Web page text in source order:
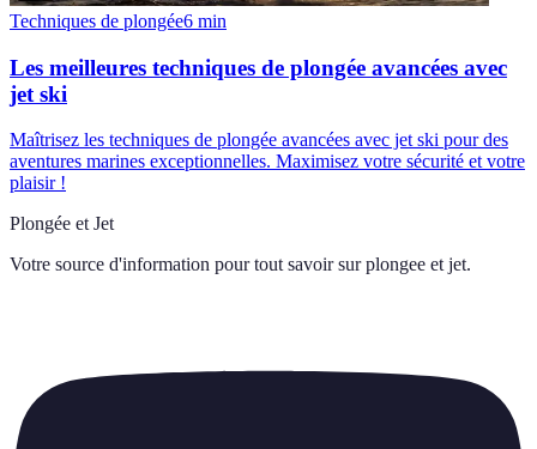
Techniques de plongée6 min
Les meilleures techniques de plongée avancées avec
jet ski
Maîtrisez les techniques de plongée avancées avec jet ski pour des
aventures marines exceptionnelles. Maximisez votre sécurité et votre
plaisir !
Plongée et Jet
Votre source d'information pour tout savoir sur plongee et jet.